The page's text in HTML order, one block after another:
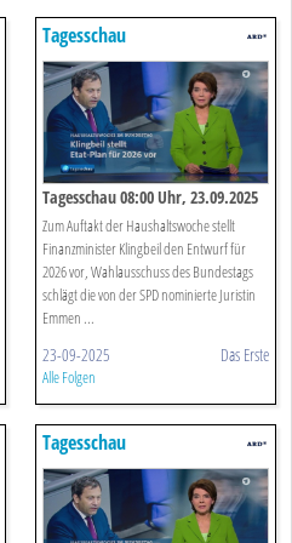
Tagesschau
Tagesschau 08:00 Uhr, 23.09.2025
Zum Auftakt der Haushaltswoche stellt
Finanzminister Klingbeil den Entwurf für
2026 vor, Wahlausschuss des Bundestags
schlägt die von der SPD nominierte Juristin
Emmen ...
23-09-2025 Das Erste
Alle Folgen
Tagesschau